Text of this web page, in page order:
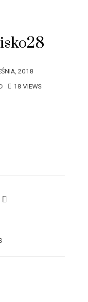
2018
18 VIEWS